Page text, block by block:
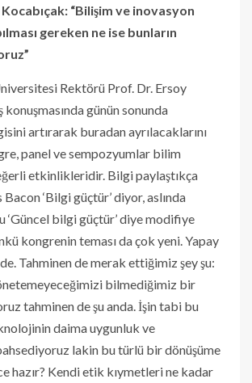
“Bilişim ve inovasyon
gereken ne ise bunların
Rektörü Prof. Dr. Ersoy
konuşmasında günün sonunda
artırarak buradan ayrılacaklarını
panel ve sempozyumlar bilim
etkinlikleridir. Bilgi paylaştıkça
‘Bilgi güçtür’ diyor, aslında
‘Güncel bilgi güçtür’ diye modifiye
kongrenin teması da çok yeni. Yapay
Tahminen de merak ettiğimiz şey şu:
bilmediğimiz bir
tahminen de şu anda. İşin tabi bu
daima uygunluk ve
lakin bu türlü bir dönüşüme
hazır? Kendi etik kıymetleri ne kadar